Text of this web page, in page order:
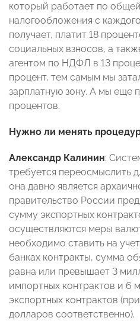
который работает по
налогообложения с
получает, платит 18
социальных взносов, а
агентом по НДФЛ в 13
процент, тем самым мы
зарплатную зону. А мы
процентов.
Нужно ли менять
Александр Калинин:
требуется переосмыслить
она давно является
правительство России
сумму экспортных
осуществляются меры
необходимо ставить на
банках контракты, сумма
равна или превышает 3
импортных контрактов и 6
экспортных контрактов
долларов соответственно).